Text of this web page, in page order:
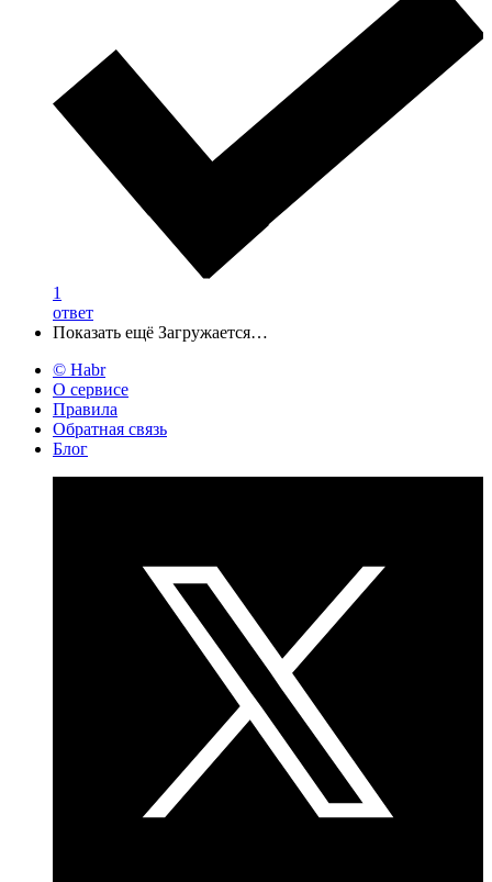
1
ответ
Показать ещё Загружается…
© Habr
О сервисе
Правила
Обратная связь
Блог